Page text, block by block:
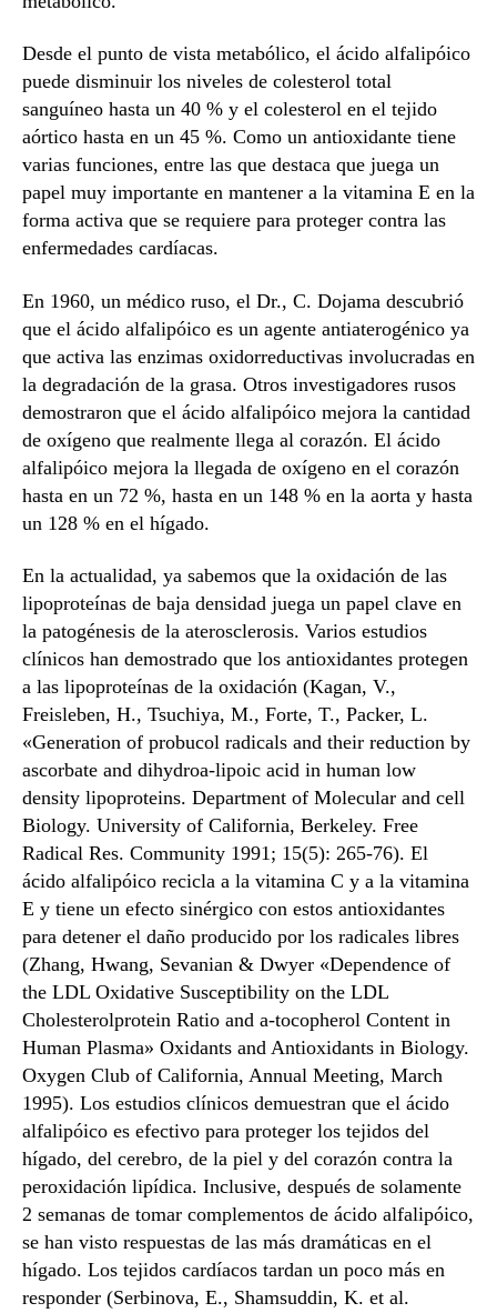
Desde el punto de vista metabólico, el ácido alfalipóico
puede disminuir los niveles de colesterol total
sanguíneo hasta un 40 % y el colesterol en el tejido
aórtico hasta en un 45 %. Como un antioxidante tiene
varias funciones, entre las que destaca que juega un
papel muy importante en mantener a la vitamina E en la
forma activa que se requiere para proteger contra las
enfermedades cardíacas.
En 1960, un médico ruso, el Dr., C. Dojama descubrió
que el ácido alfalipóico es un agente antiaterogénico ya
que activa las enzimas oxidorreductivas involucradas en
la degradación de la grasa. Otros investigadores rusos
demostraron que el ácido alfalipóico mejora la cantidad
de oxígeno que realmente llega al corazón. El ácido
alfalipóico mejora la llegada de oxígeno en el corazón
hasta en un 72 %, hasta en un 148 % en la aorta y hasta
un 128 % en el hígado.
En la actualidad, ya sabemos que la oxidación de las
lipoproteínas de baja densidad juega un papel clave en
la patogénesis de la aterosclerosis. Varios estudios
clínicos han demostrado que los antioxidantes protegen
a las lipoproteínas de la oxidación (Kagan, V.,
Freisleben, H., Tsuchiya, M., Forte, T., Packer, L.
«Generation of probucol radicals and their reduction by
ascorbate and dihydroa-lipoic acid in human low
density lipoproteins. Department of Molecular and cell
Biology. University of California, Berkeley. Free
Radical Res. Community 1991; 15(5): 265-76). El
ácido alfalipóico recicla a la vitamina C y a la vitamina
E y tiene un efecto sinérgico con estos antioxidantes
para detener el daño producido por los radicales libres
(Zhang, Hwang, Sevanian & Dwyer «Dependence of
the LDL Oxidative Susceptibility on the LDL
Cholesterolprotein Ratio and a-tocopherol Content in
Human Plasma» Oxidants and Antioxidants in Biology.
Oxygen Club of California, Annual Meeting, March
1995). Los estudios clínicos demuestran que el ácido
alfalipóico es efectivo para proteger los tejidos del
hígado, del cerebro, de la piel y del corazón contra la
peroxidación lipídica. Inclusive, después de solamente
2 semanas de tomar complementos de ácido alfalipóico,
se han visto respuestas de las más dramáticas en el
hígado. Los tejidos cardíacos tardan un poco más en
responder (Serbinova, E., Shamsuddin, K. et al.